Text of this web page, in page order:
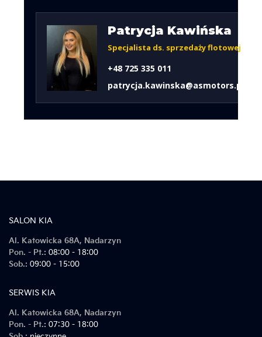
Patrycja Kawińska
Specjalista ds. sprzedaży flotowej
+48 725 335 011
patrycja.kawinska@asmotors.pl
SALON KIA
Al. Katowicka 68A, Nadarzyn
Pon. - Pt.: 08:00 - 18:00
Sob.: 09:00 - 15:00
SERWIS KIA
Al. Katowicka 68A, Nadarzyn
Pon. - Pt.: 07:30 - 18:00